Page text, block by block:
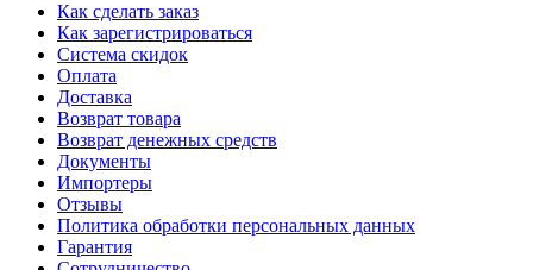
Как сделать заказ
Как зарегистрироваться
Система скидок
Оплата
Доставка
Возврат товара
Возврат денежных средств
Документы
Импортеры
Отзывы
Политика обработки персональных данных
Гарантия